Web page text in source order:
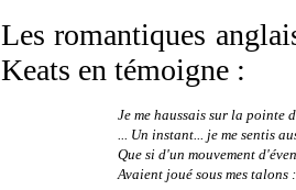
Les romantiques
Keats en témoigne :
Je me haussais sur la pointe
... Un instant... je me sentis
Que si d'un mouvement
Avaient joué sous mes talons